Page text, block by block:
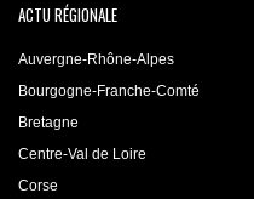
ACTU RÉGIONALE
Auvergne-Rhône-Alpes
Bourgogne-Franche-Comté
Bretagne
Centre-Val de Loire
Corse